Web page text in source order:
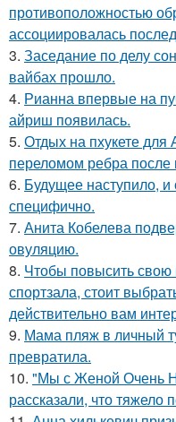
противоположностью
ассоциировалась
3. Заседание по делу
вайбах прошло.
4. Рианна впервые на
айриш появилась.
5. Отдых на пхукете для
переломом ребра после
6. Будущее наступило,
специфично.
7. Анита Кобелева
овуляцию.
8. Чтобы повысить
спортзала, стоит
действительно вам
9. Мама пляж в личный
превратила.
10. "Мы с Женой Очень
рассказали, что тяжело